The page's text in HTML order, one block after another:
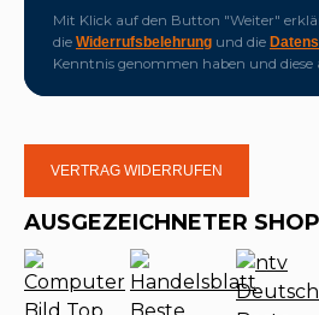
Mit Klick auf den Button "Weiter"
die Widerrufsbelehrung und die
Kenntnis genommen haben und diese
VERTRAG WIDERRUFEN
AUSGEZEICHNETER SHOP